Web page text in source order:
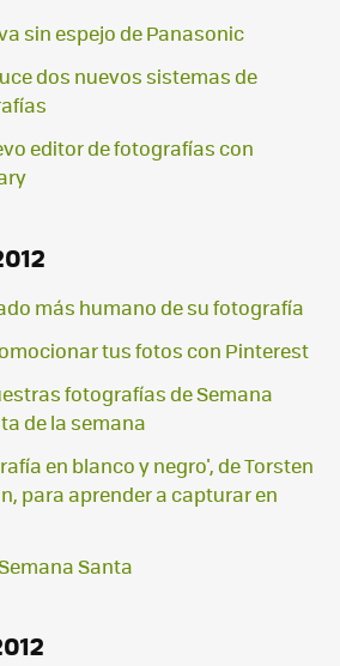
sin espejo de Panasonic
dos nuevos sistemas de
editor de fotografías con
más humano de su fotografía
tus fotos con Pinterest
fotografías de Semana
de la semana
en blanco y negro', de Torsten
para aprender a capturar en
Santa